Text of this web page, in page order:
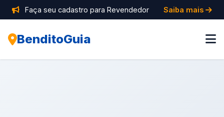
Faça seu cadastro para Revendedor Saiba mais
BenditoGuia